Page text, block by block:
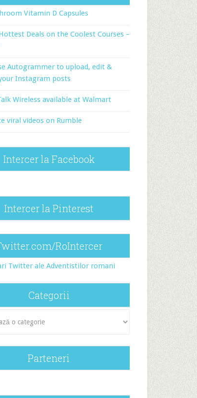
Vitamin D Capsules
Deals on the Coolest Courses –
Autogrammer to upload, edit &
Instagram posts
Wireless available at Walmart
viral videos on Rumble
Intercer la Facebook
Intercer la Pinterest
RoIntercer
Twitter ale Adventistilor romani
Categorii
Parteneri